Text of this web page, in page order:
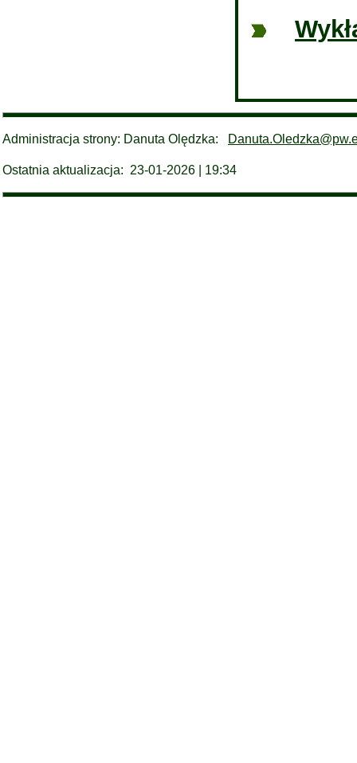
Administracja strony: Danuta Olędzka:
Ostatnia aktualizacja: 23-01-2026 |